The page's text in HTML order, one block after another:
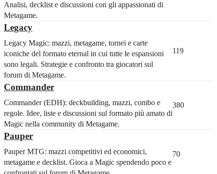
Analisi, decklist e discussioni con gli appassionati di
Metagame.
Legacy
Legacy Magic: mazzi, metagame, tornei e carte
iconiche del formato eternal in cui tutte le espansioni
sono legali. Strategie e confronto tra giocatori sul
forum di Metagame.
119
Commander
Commander (EDH): deckbuilding, mazzi, combo e
regole. Idee, liste e discussioni sul formato più amato di
Magic nella community di Metagame.
380
Pauper
Pauper MTG: mazzi competitivi ed economici,
metagame e decklist. Gioca a Magic spendendo poco e
70